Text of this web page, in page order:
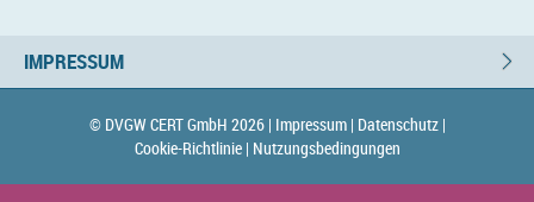
IMPRESSUM
© DVGW CERT GmbH 2026 | Impressum | Datenschutz |
Cookie-Richtlinie | Nutzungsbedingungen